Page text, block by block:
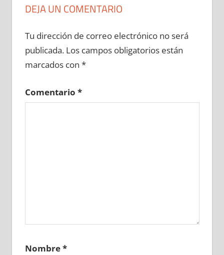
DEJA UN COMENTARIO
Tu dirección de correo electrónico no será
publicada. Los campos obligatorios están
marcados con *
Comentario *
Nombre*